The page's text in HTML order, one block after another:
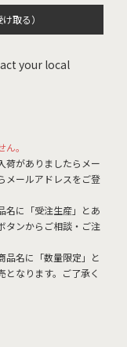
取る）
your local
。
荷がありましたらメー
メールアドレスをご登
名に「受注生産」とあ
タンからご相談・ご注
品名に「数量限定」と
となります。ご了承く